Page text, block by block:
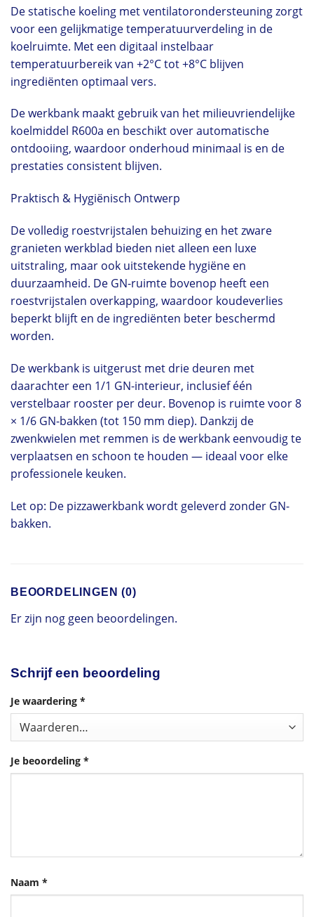
De statische koeling met ventilatorondersteuning zorgt
voor een gelijkmatige temperatuurverdeling in de
koelruimte. Met een digitaal instelbaar
temperatuurbereik van +2°C tot +8°C blijven
ingrediënten optimaal vers.
De werkbank maakt gebruik van het milieuvriendelijke
koelmiddel R600a en beschikt over automatische
ontdooiing, waardoor onderhoud minimaal is en de
prestaties consistent blijven.
Praktisch & Hygiënisch Ontwerp
De volledig roestvrijstalen behuizing en het zware
granieten werkblad bieden niet alleen een luxe
uitstraling, maar ook uitstekende hygiëne en
duurzaamheid. De GN-ruimte bovenop heeft een
roestvrijstalen overkapping, waardoor koudeverlies
beperkt blijft en de ingrediënten beter beschermd
worden.
De werkbank is uitgerust met drie deuren met
daarachter een 1/1 GN-interieur, inclusief één
verstelbaar rooster per deur. Bovenop is ruimte voor 8
× 1/6 GN-bakken (tot 150 mm diep). Dankzij de
zwenkwielen met remmen is de werkbank eenvoudig te
verplaatsen en schoon te houden — ideaal voor elke
professionele keuken.
Let op: De pizzawerkbank wordt geleverd zonder GN-
bakken.
BEOORDELINGEN (0)
Er zijn nog geen beoordelingen.
Schrijf een beoordeling
Je waardering *
Je beoordeling *
Naam *